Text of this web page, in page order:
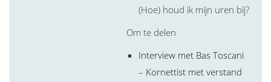
(Hoe) houd ik mijn uren bij?
Om te delen
Interview met Bas Toscani
– Kornettist met verstand